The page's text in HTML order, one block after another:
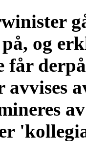
og
avvises